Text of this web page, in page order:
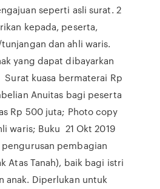
seperti asli surat. 2
kepada, peserta,
dan ahli waris.
yang dapat dibayarkan
kuasa bermaterai Rp
Anuitas bagi peserta
Rp 500 juta; Photo copy
waris; Buku 21 Okt 2019
pembagian
Atas Tanah), baik bagi istri
anak. Diperlukan untuk